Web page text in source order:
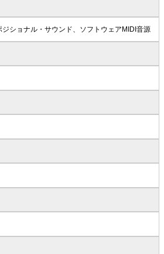
ショナル・サウンド、ソフトウェアMIDI音源